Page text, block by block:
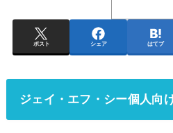
ポスト シェア はてブ
ジェイ・エフ・シー個人向